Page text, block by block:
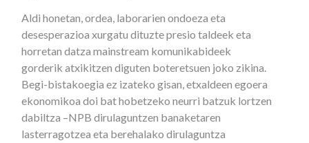
Aldi honetan, ordea, laborarien ondoeza eta
desesperazioa xurgatu dituzte presio taldeek eta
horretan datza mainstream komunikabideek
gorderik atxikitzen diguten boteretsuen joko zikina.
Begi-bistakoegia ez izateko gisan, etxaldeen egoera
ekonomikoa doi bat hobetzeko neurri batzuk lortzen
dabiltza –NPB dirulaguntzen banaketaren
lasterragotzea eta berehalako dirulaguntza